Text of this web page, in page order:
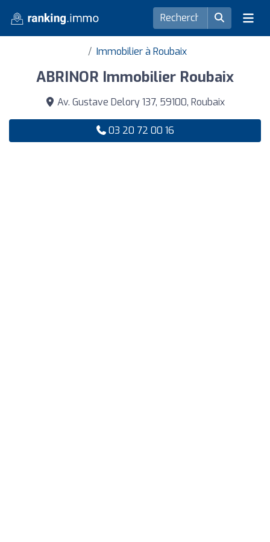
Immobilier à Roubaix
ABRINOR Immobilier Roubaix
Av. Gustave Delory 137, 59100, Roubaix
03 20 72 00 16